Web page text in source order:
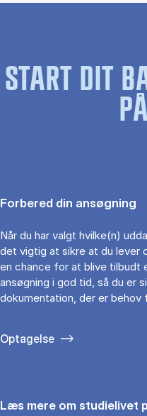
START DIT
Forbered din ansøgning
Når du har valgt hvilke(n)
det vigtig at sikre at du lever
en chance for at blive tilbudt
ansøgning i god tid, så du er
dokumentation, der er behov
Optagelse
Læs mere om studielivet